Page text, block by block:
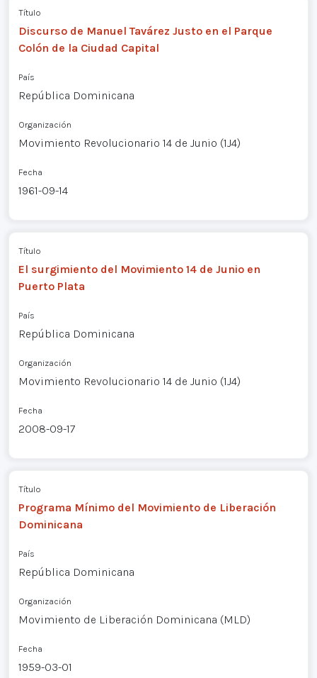
Título
Discurso de Manuel Tavárez Justo en el Parque
Colón de la Ciudad Capital
País
República Dominicana
Organización
Movimiento Revolucionario 14 de Junio (1J4)
Fecha
1961-09-14
Título
El surgimiento del Movimiento 14 de Junio en
Puerto Plata
País
República Dominicana
Organización
Movimiento Revolucionario 14 de Junio (1J4)
Fecha
2008-09-17
Título
Programa Mínimo del Movimiento de Liberación
Dominicana
País
República Dominicana
Organización
Movimiento de Liberación Dominicana (MLD)
Fecha
1959-03-01